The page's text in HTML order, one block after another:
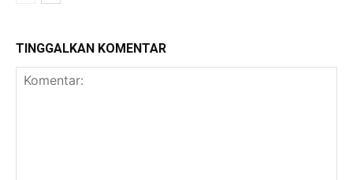
TINGGALKAN KOMENTAR